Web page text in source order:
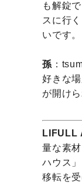
も解錠
スに行
いです。
孫 ：
好きな
が開け
LIFULL
量な素
ハウス
移転を